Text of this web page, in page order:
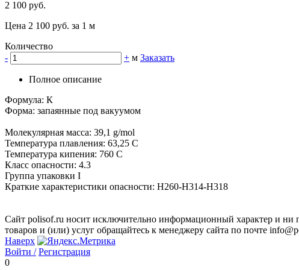
2 100 руб.
Цена 2 100 руб. за 1 м
Количество
-
+ м Заказать
Полное описание
Формула: К
Форма: запаянные под вакуумом
Молекулярная масса: 39,1 g/mol
Температура плавления: 63,25 C
Температура кипения: 760 С
Класс опасности: 4.3
Группа упаковки I
Краткие характеристики опасности: Н260-Н314-Н318
Сайт polisof.ru носит исключительно информационный характер и ни
товаров и (или) услуг обращайтесь к менеджеру сайта по почте
Наверх
Войти / Регистрация
0